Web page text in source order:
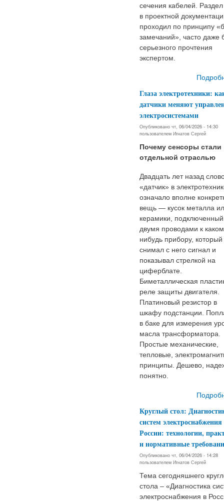
сечения кабелей.
в проектной
проходил по принципу
замечаний», часто даже
серьезного прочтения
экспертом.
Глаза электротехники:
датчики меняют
электросистемами
Опубликовано чт, 06/04/2026 - 14:30
пользователем Игнатов Сергей
Почему сенсоры стали
отдельной отраслью
Двадцать лет назад
«датчик» в
означало вполне
вещь — кусок металла
керамики, подключенный
двумя проводами к
нибудь прибору, который
снимал с него сигнал и
показывал стрелкой на
циферблате.
Биметаллическая
реле защиты двигателя.
Платиновый резистор в
шкафу подстанции.
в баке для измерения
масла трансформатора.
Простые механические,
тепловые,
принципы. Дешево,
понятно.
Круглый стол:
систем
России: технологии,
и нормативные
Опубликовано чт, 06/04/2026 - 14:28
пользователем Игнатов Сергей
Тема сегодняшнего
стола – «Диагностика
электроснабжения в